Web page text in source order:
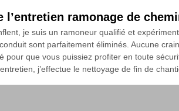
ramonage de
je suis un ramoneur qualifié et
sont parfaitement éliminés. Aucune
pour que vous puissiez profiter en toute
j’effectue le nettoyage de fin de